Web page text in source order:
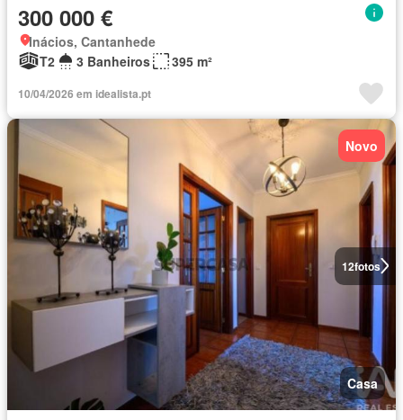
300 000 €
Inácios, Cantanhede
T2
3 Banheiros 395 m²
10/04/2026 em idealista.pt
12fotos
Novo
Casa